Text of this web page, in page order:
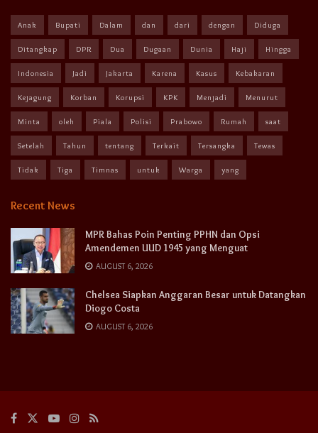
Anak Bupati Dalam dan dari dengan Diduga
Ditangkap DPR Dua Dugaan Dunia Haji Hingga
Indonesia Jadi Jakarta Karena Kasus Kebakaran
Kejagung Korban Korupsi KPK Menjadi Menurut
Minta oleh Piala Polisi Prabowo Rumah saat
Setelah Tahun tentang Terkait Tersangka Tewas
Tidak Tiga Timnas untuk Warga yang
Recent News
MPR Bahas Poin Penting PPHN dan Opsi
Amendemen UUD 1945 yang Menguat
AUGUST 6, 2026
Chelsea Siapkan Anggaran Besar untuk Datangkan
Diogo Costa
AUGUST 6, 2026